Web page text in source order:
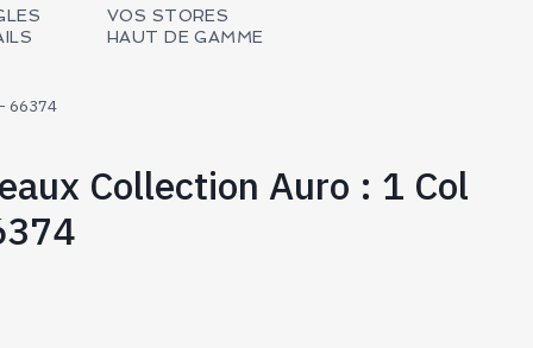
VOS STORES
HAUT DE GAMME
66374
Collection Auro : 1 Col